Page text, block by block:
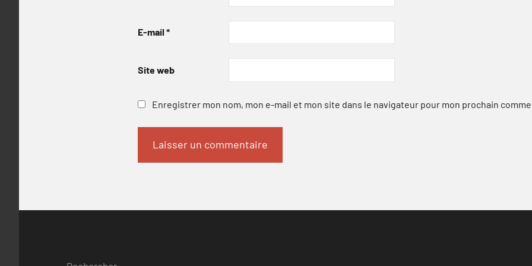
E-mail *
Site web
Enregistrer mon nom, mon e-mail et mon site dans le navigateur pour mon prochain